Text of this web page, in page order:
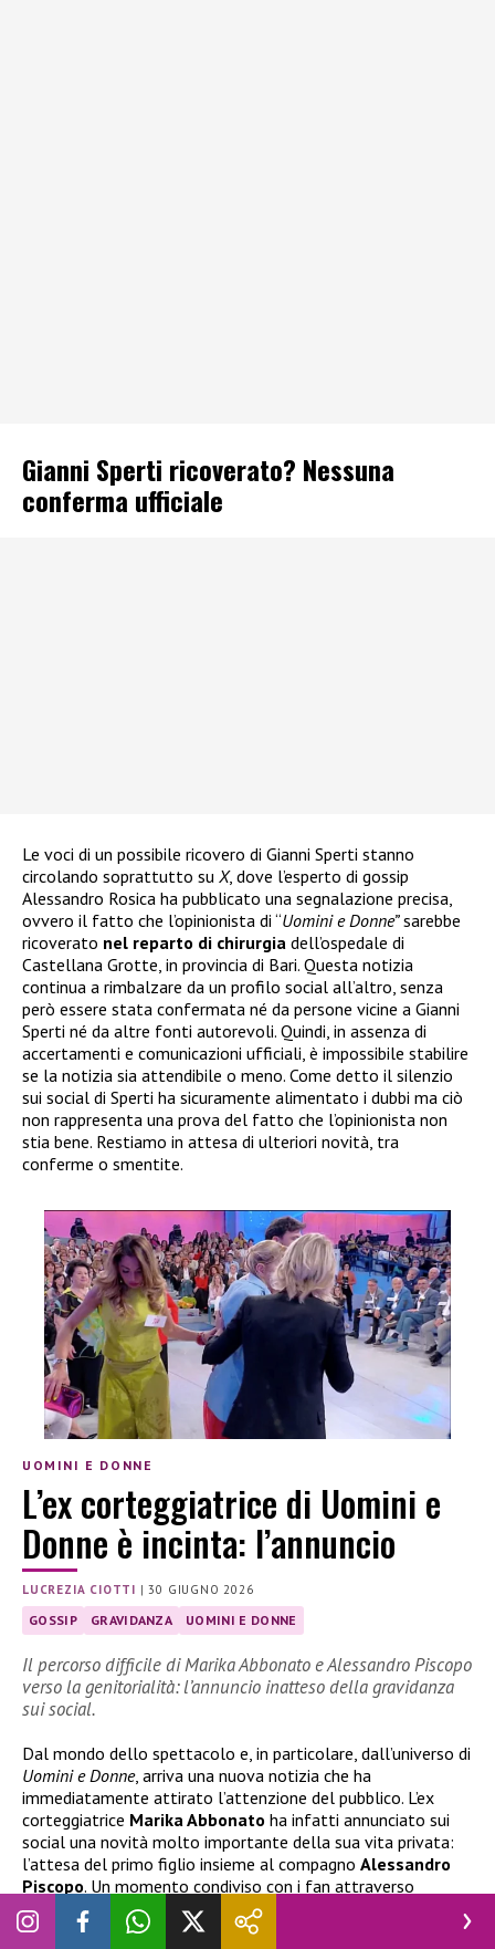
Gianni Sperti ricoverato? Nessuna
conferma ufficiale
Le voci di un possibile ricovero di Gianni Sperti stanno
circolando soprattutto su X, dove l’esperto di gossip
Alessandro Rosica ha pubblicato una segnalazione precisa,
ovvero il fatto che l’opinionista di “Uomini e Donne”sarebbe
ricoverato nel reparto di chirurgia dell’ospedale di
Castellana Grotte, in provincia di Bari. Questa notizia
continua a rimbalzare da un profilo social all’altro, senza
però essere stata confermata né da persone vicine a Gianni
Sperti né da altre fonti autorevoli. Quindi, in assenza di
accertamenti e comunicazioni ufficiali, è impossibile stabilire
se la notizia sia attendibile o meno. Come detto il silenzio
sui social di Sperti ha sicuramente alimentato i dubbi ma ciò
non rappresenta una prova del fatto che l’opinionista non
stia bene. Restiamo in attesa di ulteriori novità, tra
conferme o smentite.
UOMINI E DONNE
L’ex corteggiatrice di Uomini e
Donne è incinta: l’annuncio
LUCREZIA CIOTTI |30 GIUGNO 2026
GOSSIP GRAVIDANZA UOMINI E DONNE
Il percorso difficile di Marika Abbonato e Alessandro Piscopo
verso la genitorialità: l’annuncio inatteso della gravidanza
sui social.
Dal mondo dello spettacolo e, in particolare, dall’universo di
Uomini e Donne, arriva una nuova notizia che ha
immediatamente attirato l’attenzione del pubblico. L’ex
corteggiatrice Marika Abbonato ha infatti annunciato sui
social una novità molto importante della sua vita privata:
l’attesa del primo figlio insieme al compagno Alessandro
Piscopo. Un momento condiviso con i fan attraverso
immagini e parole cariche di emozione, che segna l’inizio di
una nuova fase personale per la coppia.